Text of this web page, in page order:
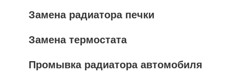
Замена радиатора печки
Замена термостата
Промывка радиатора автомобиля